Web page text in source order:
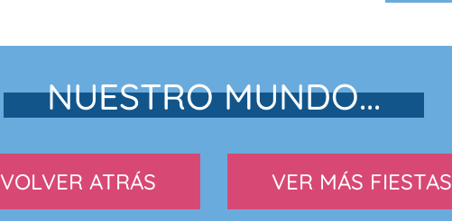
NUESTRO MUNDO...
VOLVER ATRÁS VER MÁS FIESTAS